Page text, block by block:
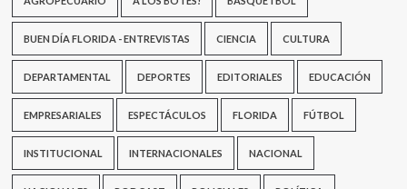
BUEN DÍA FLORIDA - ENTREVISTAS CIENCIA CULTURA
DEPARTAMENTAL DEPORTES EDITORIALES EDUCACIÓN
EMPRESARIALES ESPECTÁCULOS FLORIDA FÚTBOL
INSTITUCIONAL INTERNACIONALES NACIONAL